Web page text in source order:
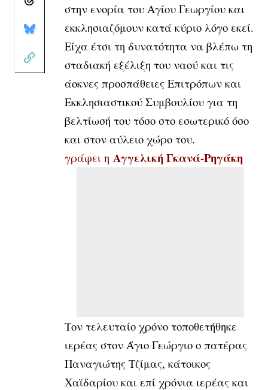
στην ενορία του Αγίου Γεωργίου και
εκκλησιαζόμουν κατά κύριο λόγο εκεί.
Είχα έτσι τη δυνατότητα να βλέπω τη
σταδιακή εξέλιξη του ναού και τις
άοκνες προσπάθειες Επιτρόπων και
Εκκλησιαστικού Συμβουλίου για τη
βελτίωσή του τόσο στο εσωτερικό όσο
και στον αύλειο χώρο του.
γράφει η Αγγελική Γκανά-Ρηγάκη
Τον τελευταίο χρόνο τοποθετήθηκε
ιερέας στον Άγιο Γεώργιο ο πατέρας
Παναγιώτης Τζίμας, κάτοικος
Χαϊδαρίου και επί χρόνια ιερέας και